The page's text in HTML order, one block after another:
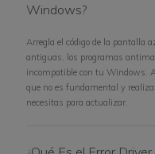
Windows?
Arregla el código de la pantalla
antiguas, los programas
incompatible con tu Windows.
que no es fundamental y
necesitas para actualizar.